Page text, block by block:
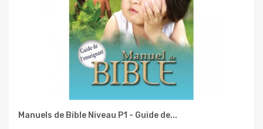
Manuels de Bible Niveau P1 - Guide de...